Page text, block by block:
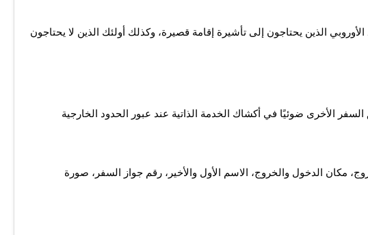
الذين يحتاجون إلى تأشيرة إقامة قصيرة، وكذلك أولئك الذين لا يحتاجون
الأخرى ضوئيًا في أكشاك الخدمة الذاتية عند عبور الحدود الخارجية
مكان الدخول والخروج، الاسم الأول والأخير، رقم جواز السفر، صورة